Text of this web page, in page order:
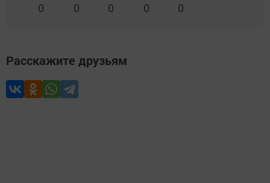
0 0 0 0 0
Расскажите друзьям